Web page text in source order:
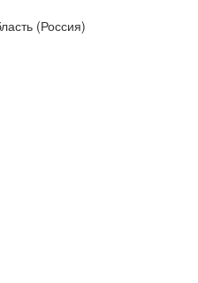
(Россия)